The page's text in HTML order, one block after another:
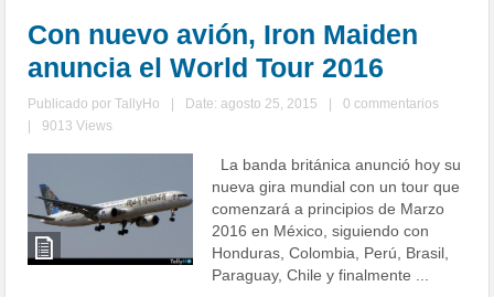
Con nuevo avión, Iron Maiden
anuncia el World Tour 2016
Publicado porTallyHo Date: agosto 25, 2015
0 commentarios
9013 Views
La banda británica anunció hoy su
nueva gira mundial con un tour que
comenzará a principios de Marzo
2016 en México, siguiendo con
Honduras, Colombia, Perú, Brasil,
Paraguay, Chile y finalmente ...